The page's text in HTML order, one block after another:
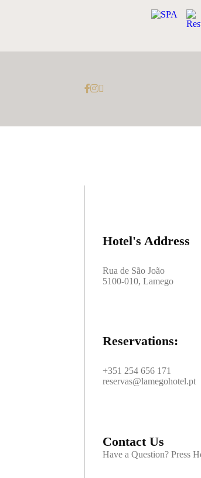
Hotel's Address
Rua de São João
5100-010, Lamego
Reservations:
+351 254 656 171
reservas@lamegohotel.pt
Contact Us
Have a Question? Press